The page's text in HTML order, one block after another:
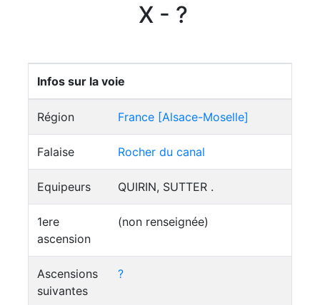
X - ?
Infos sur la voie
Région France [Alsace-Moselle]
Falaise Rocher du canal
Equipeurs QUIRIN, SUTTER .
1ere
ascension
(non renseignée)
Ascensions
suivantes
?